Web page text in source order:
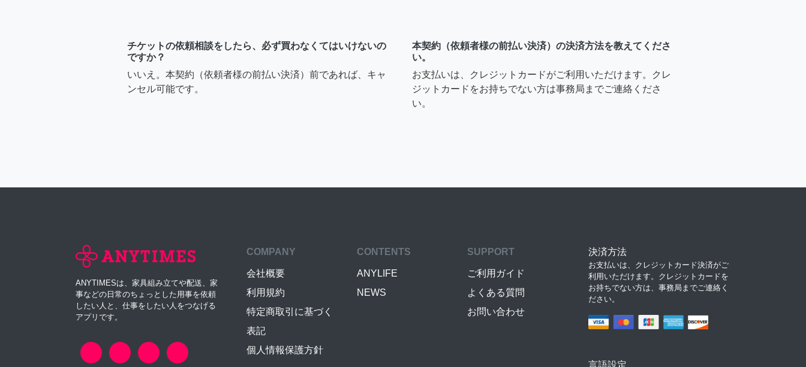
チケットの依頼相談をしたら、必ず買わなくてはいけないの
ですか？
いいえ。本契約（依頼者様の前払い決済）前であれば、キャ
ンセル可能です。
本契約（依頼者様の前払い決済）の決済方法を教えてくださ
い。
お支払いは、クレジットカードがご利用いただけます。クレ
ジットカードをお持ちでない方は事務局までご連絡くださ
い。
ANYTIMESは、家具組み立てや配送、家
事などの日常のちょっとした用事を依頼
したい人と、仕事をしたい人をつなげる
アプリです。
COMPANY
会社概要
利用規約
特定商取引に基づく
表記
個人情報保護方針
CONTENTS
ANYLIFE
NEWS
SUPPORT
ご利用ガイド
よくある質問
お問い合わせ
決済方法
お支払いは、クレジットカード決済がご
利用いただけます。クレジットカードを
お持ちでない方は、事務局までご連絡く
ださい。
言語設定